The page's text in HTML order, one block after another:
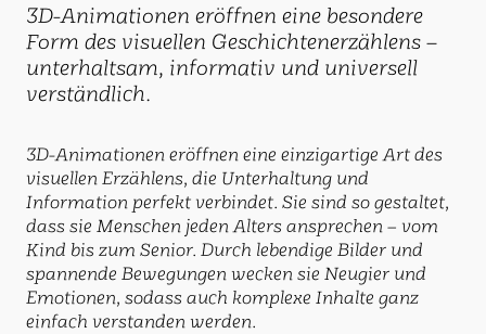
3D-Animationen eröffnen eine besondere
Form des visuellen Geschichtenerzählens –
unterhaltsam, informativ und universell
verständlich.
3D-Animationen eröffnen eine einzigartige Art des
visuellen Erzählens, die Unterhaltung und
Information perfekt verbindet. Sie sind so gestaltet,
dass sie Menschen jeden Alters ansprechen – vom
Kind bis zum Senior. Durch lebendige Bilder und
spannende Bewegungen wecken sie Neugier und
Emotionen, sodass auch komplexe Inhalte ganz
einfach verstanden werden.